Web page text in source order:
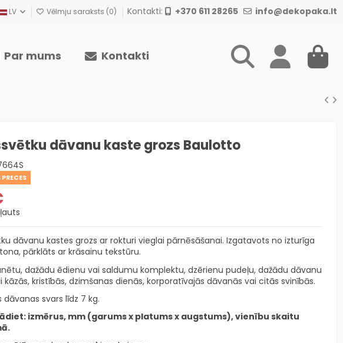
LV Vēlmju saraksts (0) Kontakti: +370 611 28265 info@dekopaka.lt
Par mums Kontakti
dāvanu kaste grozs Baulotto
dāvanu kastes grozs ar rokturi vieglai pārnēsāšanai. Izgatavots no izturīga
pārklāts ar krāsainu tekstūru.
dažādu ēdienu vai saldumu komplektu, dzērienu pudeļu, dažādu dāvanu
kāzās, kristībās, dzimšanas dienās, korporatīvajās dāvanās vai citās svinībās.
svars līdz 7 kg.
izmērus, mm (garums x platums x augstums), vienību skaitu